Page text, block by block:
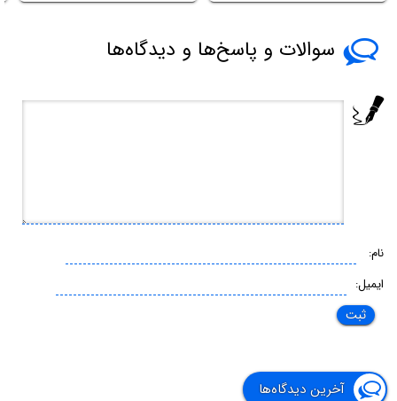
سوالات و پاسخ‌ها و دیدگاه‌ها
نام:
ایمیل:
آخرین دیدگاه‌ها